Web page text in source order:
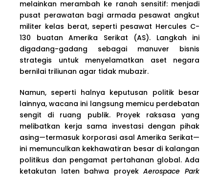
melainkan merambah ke ranah sensitif: menjadi
pusat perawatan bagi armada pesawat angkut
militer kelas berat, seperti pesawat Hercules C-
130 buatan Amerika Serikat (AS). Langkah ini
digadang-gadang sebagai manuver bisnis
strategis untuk menyelamatkan aset negara
bernilai triliunan agar tidak mubazir.
Namun, seperti halnya keputusan politik besar
lainnya, wacana ini langsung memicu perdebatan
sengit di ruang publik. Proyek raksasa yang
melibatkan kerja sama investasi dengan pihak
asing—termasuk korporasi asal Amerika Serikat—
ini memunculkan kekhawatiran besar di kalangan
politikus dan pengamat pertahanan global. Ada
ketakutan laten bahwa proyekAerospace Park